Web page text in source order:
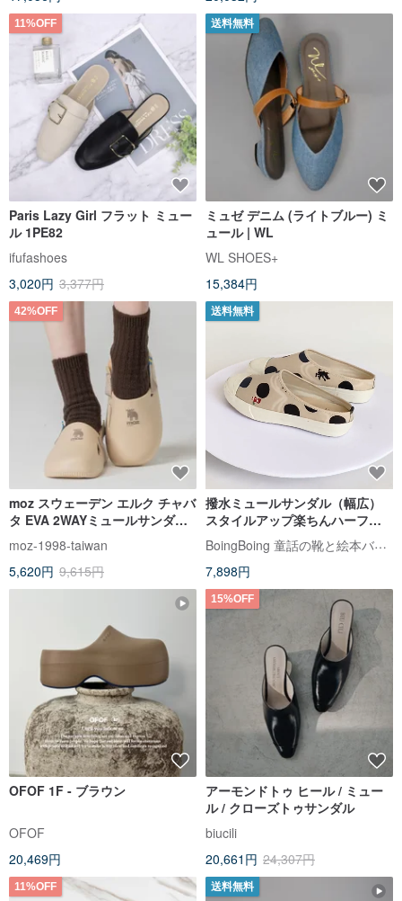
11%OFF
Paris Lazy Girl フラット ミュー
ル 1PE82
ifufashoes
3,020円 3,377円
送料無料
ミュゼ デニム (ライトブルー) ミ
ュール | WL
WL SHOES+
15,384円
42%OFF
moz スウェーデン エルク チャバ
タ EVA 2WAYミュールサンダル
（ミルクティー）
moz-1998-taiwan
5,620円 9,615円
送料無料
撥水ミュールサンダル（幅広）
スタイルアップ楽ちんハーフス
リッパ - タピオカミルクティー
赤ずきん
BoingBoing 童話の靴と絵本バッグ
7,898円
OFOF 1F - ブラウン
OFOF
20,469円
15%OFF
アーモンドトゥ ヒール / ミュー
ル / クローズトゥサンダル
biucili
20,661円 24,307円
11%OFF 送料無料